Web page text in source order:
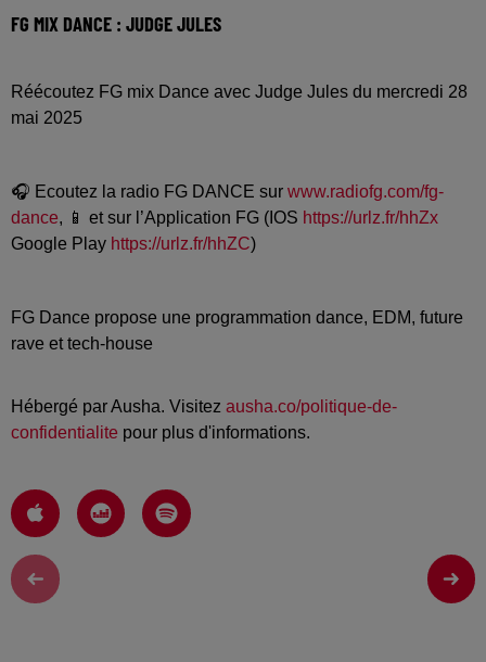
FG MIX DANCE : JUDGE JULES
Réécoutez FG mix Dance avec Judge Jules du mercredi 28
mai 2025
🎧 Ecoutez la radio FG DANCE sur www.radiofg.com/fg-
dance, 📱 et sur l’Application FG (IOS https://urlz.fr/hhZx
Google Play https://urlz.fr/hhZC)
FG Dance propose une programmation dance, EDM, future
rave et tech-house
Hébergé par Ausha. Visitez ausha.co/politique-de-
confidentialite pour plus d'informations.